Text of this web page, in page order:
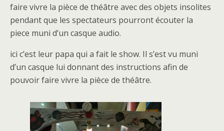
faire vivre la pièce de théâtre avec des objets insolites
pendant que les spectateurs pourront écouter la
piece muni d’un casque audio.
ici c’est leur papa qui a fait le show. Il s’est vu muni
d’un casque lui donnant des instructions afin de
pouvoir faire vivre la pièce de théâtre.